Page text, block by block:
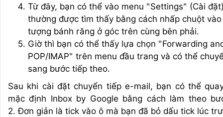
Từ đây, bạn có thể vào menu "Settings" (Cài
thường được tìm thấy bằng cách nhấp chuột
tượng bánh răng ở góc trên cùng bên phải.
Giờ thì bạn có thể thấy lựa chọn "Forwarding
POP/IMAP" trên menu đầu trang và có thể
sang bước tiếp theo.
Sau khi cài đặt chuyển tiếp e-mail, bạn có thể
mặc định Inbox by Google bằng cách làm theo
2. Đơn giản là tick vào ô mà bạn đã bỏ dấu tick lúc